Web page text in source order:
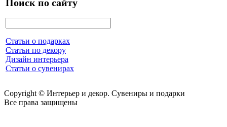
Поиск по сайту
Статьи о подарках
Статьи по декору
Дизайн интерьера
Статьи о сувенирах
Copyright © Интерьер и декор. Сувениры и подарки
Все права защищены